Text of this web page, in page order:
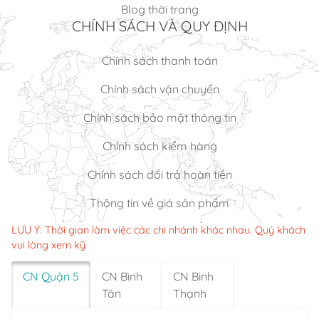
Blog thời trang
CHÍNH SÁCH VÀ QUY ĐỊNH
Chính sách thanh toán
Chính sách vận chuyển
Chính sách bảo mật thông tin
Chính sách kiểm hàng
Chính sách đổi trả hoàn tiền
Thông tin về giá sản phẩm
LƯU Ý: Thời gian làm việc các chi nhánh khác nhau. Quý khách
vui lòng xem kỹ
CN Quận 5
CN Bình
Tân
CN Bình
Thạnh